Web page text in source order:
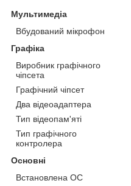
Мультимедіа
Вбудований мікрофон
Графіка
Виробник графічного
чіпсета
Графічний чіпсет
Два відеоадаптера
Тип відеопам'яті
Тип графічного
контролера
Основні
Встановлена ОС